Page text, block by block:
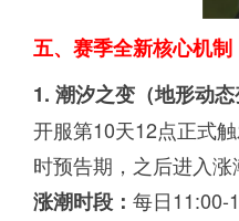
五、赛季全新核心机制
1. 潮汐之变（地形动态
开服第10天12点正式
时预告期，之后进入涨
涨潮时段： 每日11:00-